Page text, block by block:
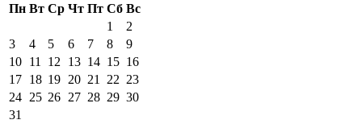
Пн Вт Ср Чт Пт Сб Вс
1
2
3
4 5 6 7 8
9
10 11 12 13 14 15 16
17 18 19 20 21 22 23
24 25 26 27 28 29 30
31